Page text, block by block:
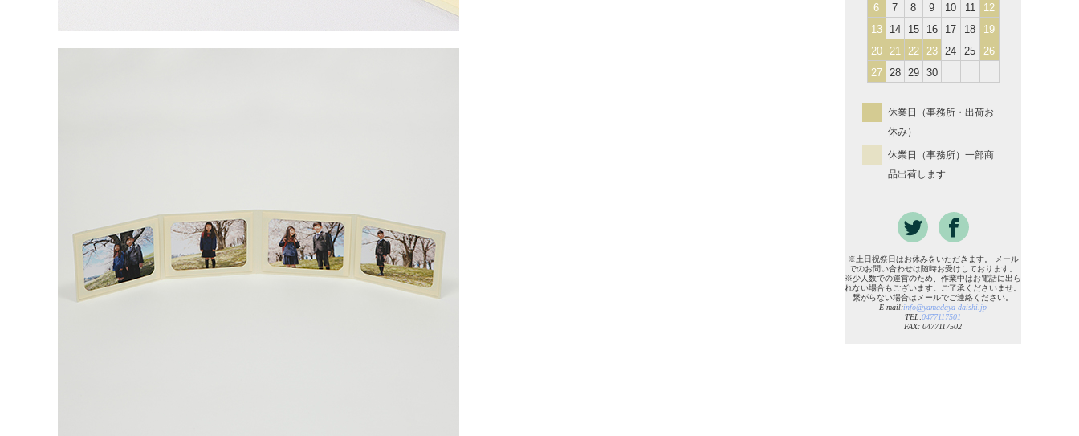
6
7 8 9 10 11
12
13
14 15 16 17 18
19
20
21 22 23 24 25
26
27
28 29 30
休業日（事務所・出荷お
休み）
休業日（事務所）一部商
品出荷します
※土日祝祭日はお休みをいただきます。 メール
でのお問い合わせは随時お受けしております。
※少人数での運営のため、作業中はお電話に出ら
れない場合もございます。ご了承くださいませ。
繋がらない場合はメールでご連絡ください。
E-mail:info@yamadaya-daishi.jp
TEL:0477117501
FAX: 0477117502